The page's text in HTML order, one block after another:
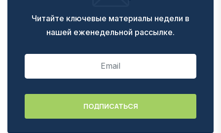
Читайте ключевые материалы недели в
нашей еженедельной рассылке.